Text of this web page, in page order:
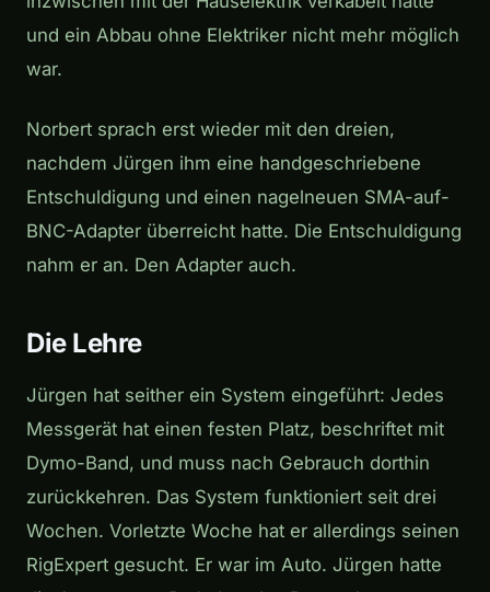
und ein Abbau ohne Elektriker nicht mehr möglich
war.
Norbert sprach erst wieder mit den dreien,
nachdem Jürgen ihm eine handgeschriebene
Entschuldigung und einen nagelneuen SMA-auf-
BNC-Adapter überreicht hatte. Die Entschuldigung
nahm er an. Den Adapter auch.
Die Lehre
Jürgen hat seither ein System eingeführt: Jedes
Messgerät hat einen festen Platz, beschriftet mit
Dymo-Band, und muss nach Gebrauch dorthin
zurückkehren. Das System funktioniert seit drei
Wochen. Vorletzte Woche hat er allerdings seinen
RigExpert gesucht. Er war im Auto. Jürgen hatte